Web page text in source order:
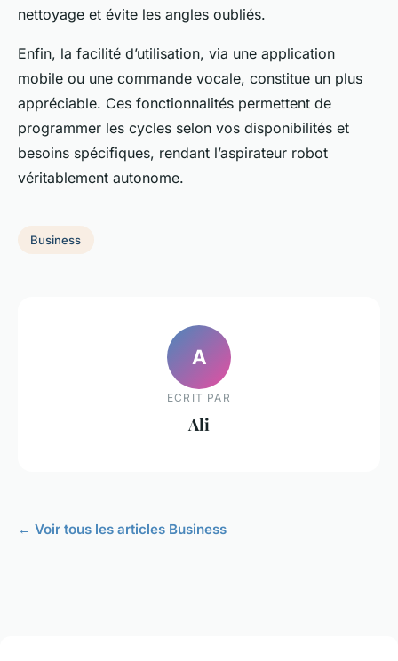
nettoyage et évite les angles oubliés.
Enfin, la facilité d’utilisation, via une application
mobile ou une commande vocale, constitue un plus
appréciable. Ces fonctionnalités permettent de
programmer les cycles selon vos disponibilités et
besoins spécifiques, rendant l’aspirateur robot
véritablement autonome.
Business
A
ECRIT PAR
Ali
← Voir tous les articles Business